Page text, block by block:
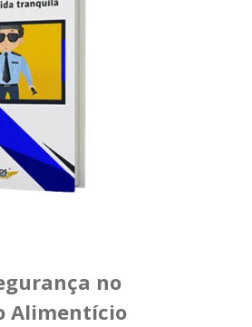
no
Alimentício